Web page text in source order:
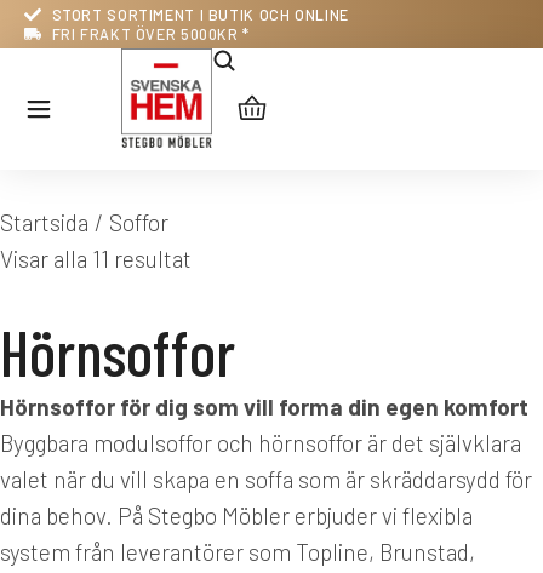
STORT SORTIMENT I BUTIK OCH ONLINE
FRI FRAKT ÖVER 5000KR *
Du är här:
Startsida
Soffor
Visar alla 11 resultat
Hörnsoffor
Hörnsoffor för dig som vill forma din egen komfort
Byggbara modulsoffor och hörnsoffor är det självklara
valet när du vill skapa en soffa som är skräddarsydd för
dina behov. På Stegbo Möbler erbjuder vi flexibla
system från leverantörer som Topline, Brunstad,